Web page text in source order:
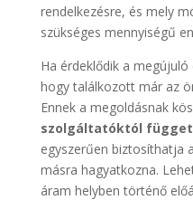
rendelkezésre, és mely
szükséges mennyiségű
Ha érdeklődik a
hogy találkozott már az
Ennek a megoldásnak
szolgáltatóktól
egyszerűen biztosíthatja
másra hagyatkozna.
áram helyben történő